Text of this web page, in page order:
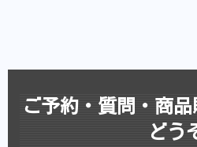
ご予約・質問・商
どう